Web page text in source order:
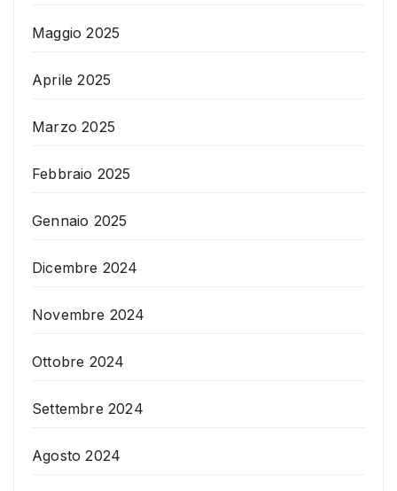
Maggio 2025
Aprile 2025
Marzo 2025
Febbraio 2025
Gennaio 2025
Dicembre 2024
Novembre 2024
Ottobre 2024
Settembre 2024
Agosto 2024